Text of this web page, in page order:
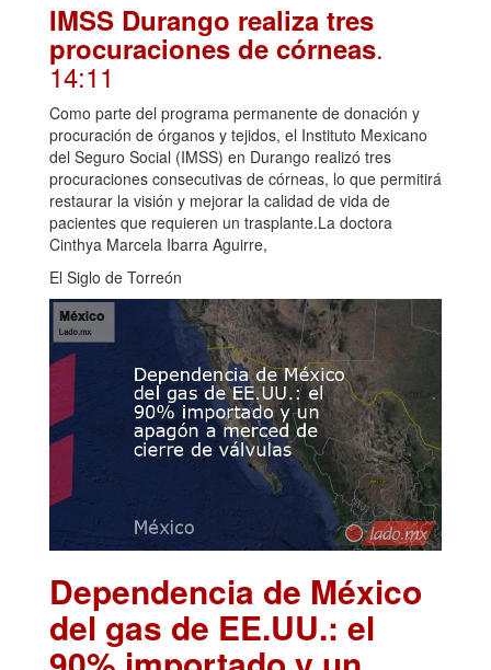
IMSS Durango realiza tres
procuraciones de córneas.
14:11
Como parte del programa permanente de donación y
procuración de órganos y tejidos, el Instituto Mexicano
del Seguro Social (IMSS) en Durango realizó tres
procuraciones consecutivas de córneas, lo que permitirá
restaurar la visión y mejorar la calidad de vida de
pacientes que requieren un trasplante.La doctora
Cinthya Marcela Ibarra Aguirre,
El Siglo de Torreón
Dependencia de México
del gas de EE.UU.: el